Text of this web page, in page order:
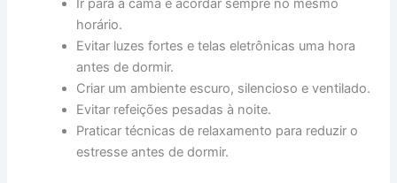
horário.
Evitar luzes fortes e telas eletrônicas uma hora
antes de dormir.
Criar um ambiente escuro, silencioso e ventilado.
Evitar refeições pesadas à noite.
Praticar técnicas de relaxamento para reduzir o
estresse antes de dormir.